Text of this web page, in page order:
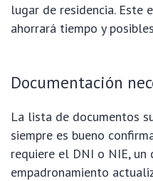
lugar de residencia. Este
ahorrará tiempo y
Documentación
La lista de documentos
siempre es bueno
requiere el DNI o NIE,
empadronamiento